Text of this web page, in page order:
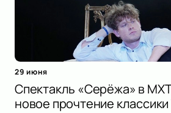
29 июня
Спектакль «Серёжа» в
новое прочтение